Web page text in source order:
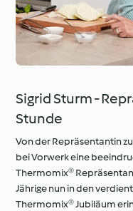
Sigrid Sturm -
Stunde
Von der Repräsentantin
bei Vorwerk eine
Thermomix®
Jährige nun in den
Thermomix® Jubiläum